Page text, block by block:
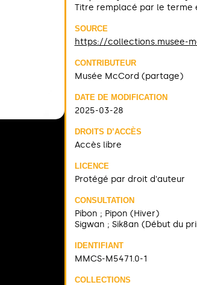
Titre remplacé par le terme
SOURCE
https://collections.musee-
CONTRIBUTEUR
Musée McCord (partage)
DATE DE MODIFICATION
2025-03-28
DROITS D’ACCÈS
Accès libre
LICENCE
Protégé par droit d'auteur
CONSULTATION
Pibon ; Pipon (Hiver)
Sigwan ; Sik8an (Début du
IDENTIFIANT
MMCS-M5471.0-1
COLLECTIONS